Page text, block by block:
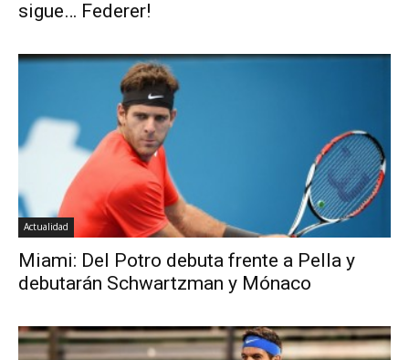
sigue… Federer!
Actualidad
Miami: Del Potro debuta frente a Pella y
debutarán Schwartzman y Mónaco